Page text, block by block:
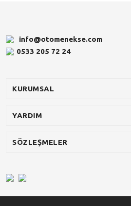
info@otomenekse.com
0533 205 72 24
KURUMSAL
YARDIM
SÖZLEŞMELER